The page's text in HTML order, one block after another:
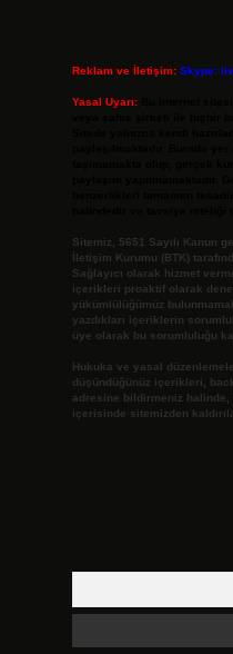
Reklam ve İletişim: Skype:
Yasal Uyarı:
Sitemiz, 5651 Sayılı Kanun
İletişim Kurumu (BTK)
Sağlayıcı olarak hizmet
içerikleri proaktif olarak
yükümlülüğümüz
yazdıkları içeriklerin
üye olarak bu sorumluluğu
Hukuka ve yasal
düşündüğünüz içerikleri,
adresine bildirmeniz
içerisinde sitemizden